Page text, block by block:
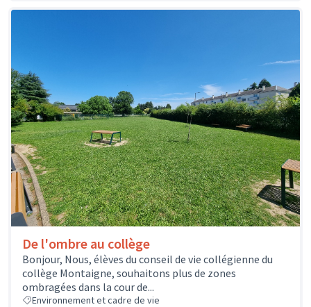
De l'ombre au collège
Bonjour, Nous, élèves du conseil de vie collégienne du
collège Montaigne, souhaitons plus de zones
ombragées dans la cour de...
Environnement et cadre de vie